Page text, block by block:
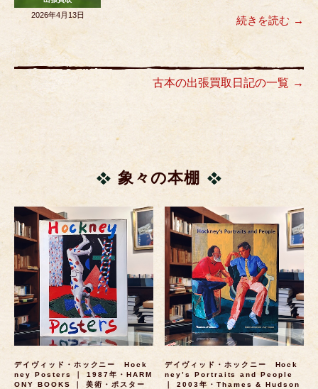
続きを読む
2026年4月13日
古本の出張買取日記の一覧
象々の本棚
デイヴィッド・ホックニー Hock
ney Posters ｜ 1987年・HARM
ONY BOOKS ｜ 美術・ポスター
デイヴィッド・ホックニー Hock
ney’s Portraits and People
｜ 2003年・Thames & Hudson